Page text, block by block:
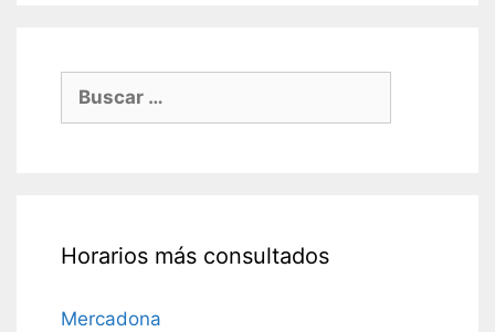
Buscar:
Horarios más consultados
Mercadona